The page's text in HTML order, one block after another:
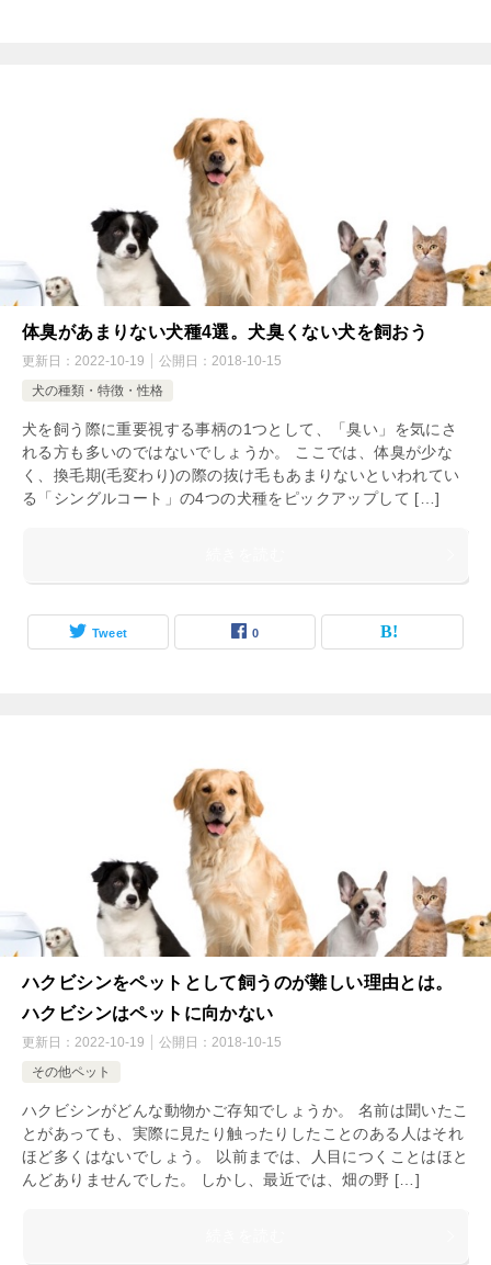
体臭があまりない犬種4選。犬臭くない犬を飼おう
更新日： 2022-10-19 公開日： 2018-10-15
犬の種類・特徴・性格
犬を飼う際に重要視する事柄の1つとして、「臭い」を気にさ
れる方も多いのではないでしょうか。 ここでは、体臭が少な
く、換毛期(毛変わり)の際の抜け毛もあまりないといわれてい
る「シングルコート」の4つの犬種をピックアップして […]
Tweet 0
ハクビシンをペットとして飼うのが難しい理由とは。
ハクビシンはペットに向かない
更新日： 2022-10-19 公開日： 2018-10-15
その他ペット
ハクビシンがどんな動物かご存知でしょうか。 名前は聞いたこ
とがあっても、実際に見たり触ったりしたことのある人はそれ
ほど多くはないでしょう。 以前までは、人目につくことはほと
んどありませんでした。 しかし、最近では、畑の野 […]